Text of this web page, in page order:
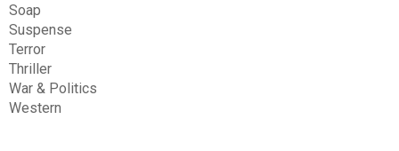
Soap
Suspense
Terror
Thriller
War & Politics
Western